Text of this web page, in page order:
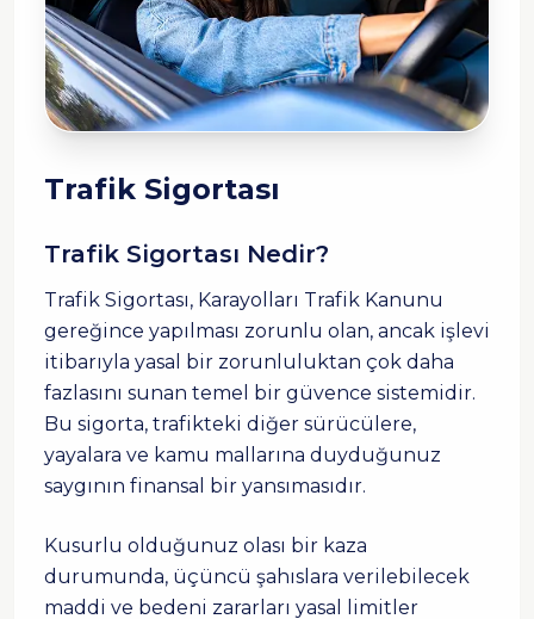
Trafik Sigortası
Trafik Sigortası Nedir?
Trafik Sigortası, Karayolları Trafik Kanunu
gereğince yapılması zorunlu olan, ancak işlevi
itibarıyla yasal bir zorunluluktan çok daha
fazlasını sunan temel bir güvence sistemidir.
Bu sigorta, trafikteki diğer sürücülere,
yayalara ve kamu mallarına duyduğunuz
saygının finansal bir yansımasıdır.
Kusurlu olduğunuz olası bir kaza
durumunda, üçüncü şahıslara verilebilecek
maddi ve bedeni zararları yasal limitler